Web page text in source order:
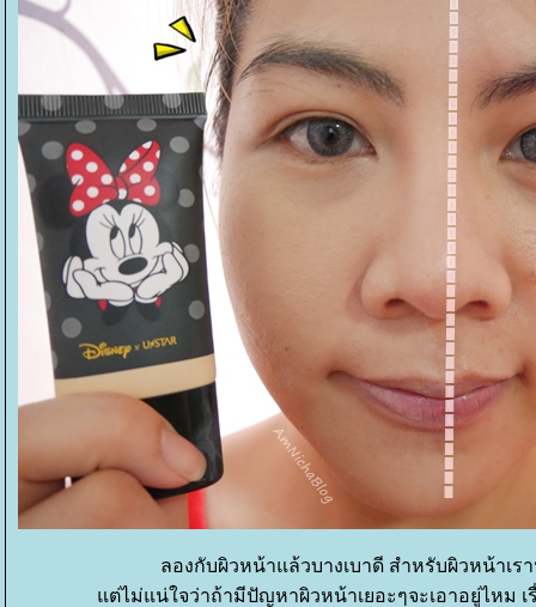
ลองกับผิวหน้าแล้วบางเบาดี สำหรับผิวหน้าเร
ต่ไม่แน่ใจว่าถ้ามีปัญหาผิวหน้าเยอะๆจะเอาอยู่ไหม